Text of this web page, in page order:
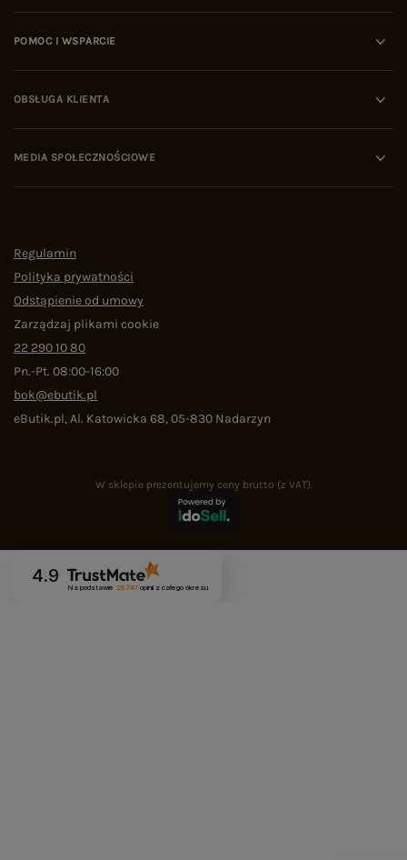
POMOC I WSPARCIE
OBSŁUGA KLIENTA
MEDIA SPOŁECZNOŚCIOWE
Regulamin
Polityka prywatności
Odstąpienie od umowy
Zarządzaj plikami cookie
22 290 10 80
Pn.-Pt. 08:00-16:00
bok@ebutik.pl
eButik.pl,Al. Katowicka 68,05-830 Nadarzyn
W sklepie prezentujemy ceny brutto (z VAT).
4.9
Na podstawie 29 747opinii z całego okresu